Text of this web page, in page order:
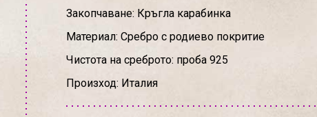
Закопчаване: Кръгла карабинка
Материал: Сребро с родиево покритие
Чистота на среброто: проба 925
Произход: Италия